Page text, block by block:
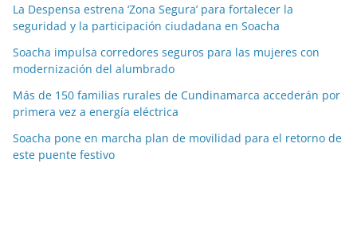
La Despensa estrena ‘Zona Segura’ para fortalecer la
seguridad y la participación ciudadana en Soacha
Soacha impulsa corredores seguros para las mujeres con
modernización del alumbrado
Más de 150 familias rurales de Cundinamarca accederán por
primera vez a energía eléctrica
Soacha pone en marcha plan de movilidad para el retorno de
este puente festivo